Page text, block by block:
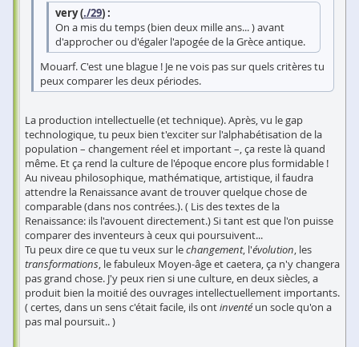
very (./29) :
On a mis du temps (bien deux mille ans... ) avant
d'approcher ou d'égaler l'apogée de la Grèce antique.
Mouarf. C'est une blague ! Je ne vois pas sur quels critères tu
peux comparer les deux périodes.
La production intellectuelle (et technique). Après, vu le gap
technologique, tu peux bien t'exciter sur l'alphabétisation de la
population – changement réel et important –, ça reste là quand
même. Et ça rend la culture de l'époque encore plus formidable !
Au niveau philosophique, mathématique, artistique, il faudra
attendre la Renaissance avant de trouver quelque chose de
comparable (dans nos contrées.). ( Lis des textes de la
Renaissance: ils l'avouent directement.) Si tant est que l'on puisse
comparer des inventeurs à ceux qui poursuivent...
Tu peux dire ce que tu veux sur lechangement, l'évolution, les
transformations, le fabuleux Moyen-âge et caetera, ça n'y changera
pas grand chose. J'y peux rien si une culture, en deux siècles, a
produit bien la moitié des ouvrages intellectuellement importants.
( certes, dans un sens c'était facile, ils ontinventéun socle qu'on a
pas mal poursuit.. )